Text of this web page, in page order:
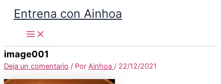
contenido
Entrena con Ainhoa
Menu
image001
Deja un comentario / Por Ainhoa / 22/12/2021
electrónico